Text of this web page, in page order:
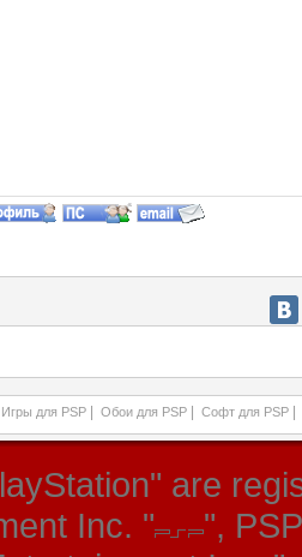
Игры для PSP Обои для PSP Софт для PSP
are
Inc. "
",